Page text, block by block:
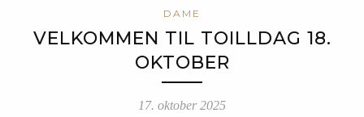
DAME
VELKOMMEN TIL TOILLDAG 18.
OKTOBER
17. oktober 2025